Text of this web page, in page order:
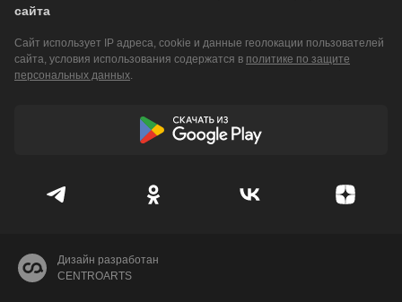
сайта
Сайт использует IP адреса, cookie и данные геолокации пользователей
сайта, условия использования содержатся в политике по защите
персональных данных.
Дизайн разработан
CENTROARTS